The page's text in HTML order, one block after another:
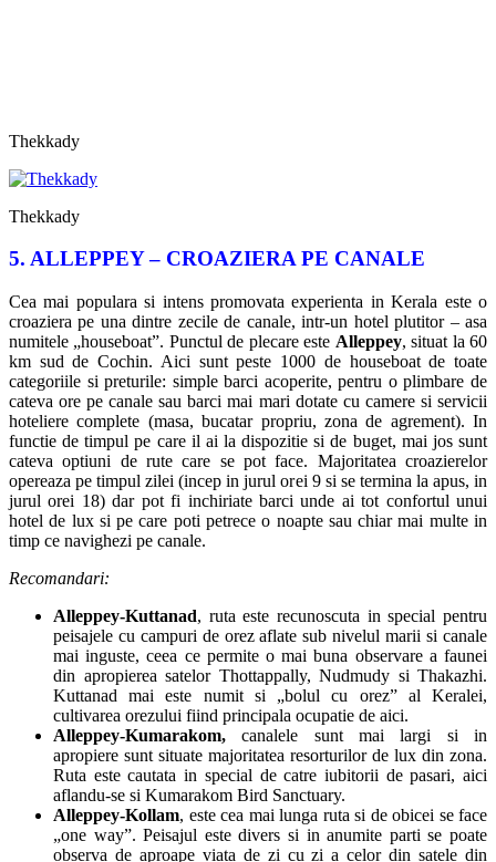
Thekkady
Thekkady
5. ALLEPPEY – CROAZIERA PE CANALE
Cea mai populara si intens promovata experienta in Kerala este o
croaziera pe una dintre zecile de canale, intr-un hotel plutitor – asa
numitele „houseboat”. Punctul de plecare este Alleppey, situat la 60
km sud de Cochin. Aici sunt peste 1000 de houseboat de toate
categoriile si preturile: simple barci acoperite, pentru o plimbare de
cateva ore pe canale sau barci mai mari dotate cu camere si servicii
hoteliere complete (masa, bucatar propriu, zona de agrement). In
functie de timpul pe care il ai la dispozitie si de buget, mai jos sunt
cateva optiuni de rute care se pot face. Majoritatea croazierelor
opereaza pe timpul zilei (incep in jurul orei 9 si se termina la apus, in
jurul orei 18) dar pot fi inchiriate barci unde ai tot confortul unui
hotel de lux si pe care poti petrece o noapte sau chiar mai multe in
timp ce navighezi pe canale.
Recomandari:
Alleppey-Kuttanad, ruta este recunoscuta in special pentru
peisajele cu campuri de orez aflate sub nivelul marii si canale
mai inguste, ceea ce permite o mai buna observare a faunei
din apropierea satelor Thottappally, Nudmudy si Thakazhi.
Kuttanad mai este numit si „bolul cu orez” al Keralei,
cultivarea orezului fiind principala ocupatie de aici.
Alleppey-Kumarakom,canalele sunt mai largi si in
apropiere sunt situate majoritatea resorturilor de lux din zona.
Ruta este cautata in special de catre iubitorii de pasari, aici
aflandu-se si Kumarakom Bird Sanctuary.
Alleppey-Kollam, este cea mai lunga ruta si de obicei se face
„one way”. Peisajul este divers si in anumite parti se poate
observa de aproape viata de zi cu zi a celor din satele din